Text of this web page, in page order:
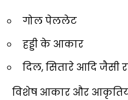
गोल पेललेट
हड्डी के आकार
दिल, सितारे आदि
विशेष आकार और